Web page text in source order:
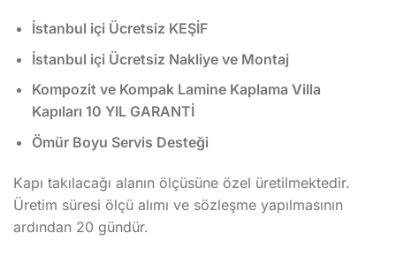
İstanbul içi Ücretsiz KEŞİF
İstanbul içi Ücretsiz Nakliye ve Montaj
Kompozit ve Kompak Lamine Kaplama Villa
Kapıları 10 YIL GARANTİ
Ömür Boyu Servis Desteği
Kapı takılacağı alanın ölçüsüne özel üretilmektedir.
Üretim süresi ölçü alımı ve sözleşme yapılmasının
ardından 20 gündür.